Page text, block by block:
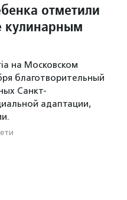
отметили
кулинарным
на Московском
благотворительный
Санкт-
адаптации,